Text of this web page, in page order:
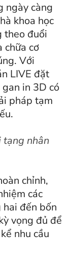
ngày càng
khoa học
theo đuổi
chữa cơ
Với
LIVE đặt
in 3D có
pháp tạm
tạng nhân
chỉnh,
các
đến bốn
vọng đủ để
nhu cầu